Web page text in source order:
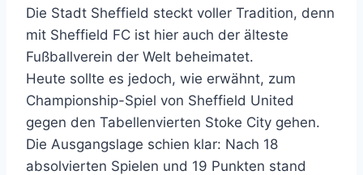
Die Stadt Sheffield steckt voller Tradition, denn
mit Sheffield FC ist hier auch der älteste
Fußballverein der Welt beheimatet.
Heute sollte es jedoch, wie erwähnt, zum
Championship-Spiel von Sheffield United
gegen den Tabellenvierten Stoke City gehen.
Die Ausgangslage schien klar: Nach 18
absolvierten Spielen und 19 Punkten stand